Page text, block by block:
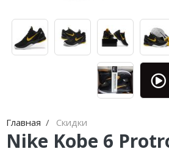
Главная Скидки
Nike Kobe 6
Jordan Tatum
Air Jordan 312
Air Jordan 38
Nike Dunk
Nike Shox
Nike Initiator
adidas Samba
adidas Gazelle
adidas adiFOM
MMY
ASICS
Travis Scott